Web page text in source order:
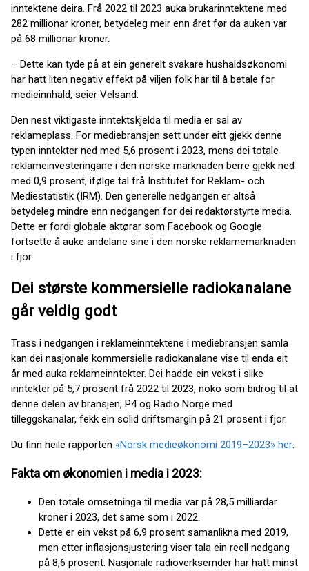
inntektene deira. Frå 2022 til 2023 auka brukarinntektene med
282 millionar kroner, betydeleg meir enn året før da auken var
på 68 millionar kroner.
– Dette kan tyde på at ein generelt svakare hushaldsøkonomi
har hatt liten negativ effekt på viljen folk har til å betale for
medieinnhald, seier Velsand.
Den nest viktigaste inntektskjelda til media er sal av
reklameplass. For mediebransjen sett under eitt gjekk denne
typen inntekter ned med 5,6 prosent i 2023, mens dei totale
reklameinvesteringane i den norske marknaden berre gjekk ned
med 0,9 prosent, ifølge tal frå Institutet för Reklam- och
Mediestatistik (IRM). Den generelle nedgangen er altså
betydeleg mindre enn nedgangen for dei redaktørstyrte media.
Dette er fordi globale aktørar som Facebook og Google
fortsette å auke andelane sine i den norske reklamemarknaden
i fjor.
Dei største kommersielle radiokanalane
går veldig godt
Trass i nedgangen i reklameinntektene i mediebransjen samla
kan dei nasjonale kommersielle radiokanalane vise til enda eit
år med auka reklameinntekter. Dei hadde ein vekst i slike
inntekter på 5,7 prosent frå 2022 til 2023, noko som bidrog til at
denne delen av bransjen, P4 og Radio Norge med
tilleggskanalar, fekk ein solid driftsmargin på 21 prosent i fjor.
Du finn heile rapporten «Norsk medieøkonomi 2019–2023» her.
Fakta om økonomien i media i 2023:
Den totale omsetninga til media var på 28,5 milliardar
kroner i 2023, det same som i 2022.
Dette er ein vekst på 6,9 prosent samanlikna med 2019,
men etter inflasjonsjustering viser tala ein reell nedgang
på 8,6 prosent. Nasjonale radioverksemder har hatt minst